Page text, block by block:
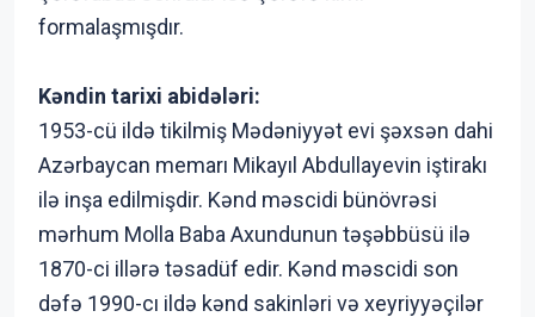
formalaşmışdır.
Kəndin tarixi abidələri:
1953-cü ildə tikilmiş Mədəniyyət evi şəxsən dahi
Azərbaycan memarı Mikayıl Abdullayevin iştirakı
ilə inşa edilmişdir. Kənd məscidi bünövrəsi
mərhum Molla Baba Axundunun təşəbbüsü ilə
1870-ci illərə təsadüf edir. Kənd məscidi son
dəfə 1990-cı ildə kənd sakinləri və xeyriyyəçilər